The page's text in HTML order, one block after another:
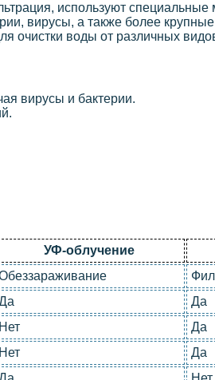
используют
вирусы, а также более
очистки воды от различных
вирусы и бактерии.
УФ-облучение
Да
Нет
Да
Нет
Да